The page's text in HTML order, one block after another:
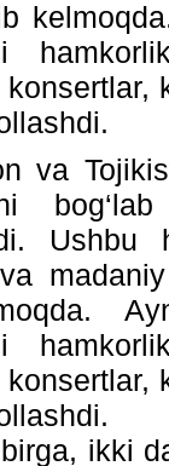
va
Ushbu
ikki